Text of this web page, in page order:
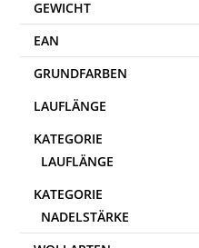
GEWICHT
EAN